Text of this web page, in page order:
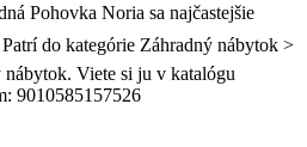
Pohovka Noria sa najčastejšie
do kategórie Záhradný nábytok >
Viete si ju v katalógu
9010585157526